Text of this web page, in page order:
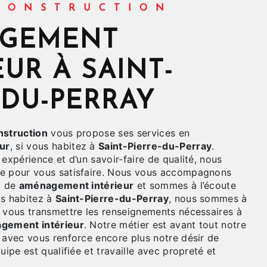
À SAINT-
PERRAY
vous propose ses services en
, si vous habitez àSaint-Pierre-du-Perray.
expérience et d’un savoir-faire de qualité, nous
pour vous satisfaire. Nous vous accompagnons
de aménagement intérieur et sommes à l’écoute
habitez à Saint-Pierre-du-Perray, nous sommes à
transmettre les renseignements nécessaires à
intérieur. Notre métier est avant tout notre
vous renforce encore plus notre désir de
est qualifiée et travaille avec propreté et